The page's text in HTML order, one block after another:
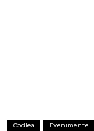
Codlea Evenimente